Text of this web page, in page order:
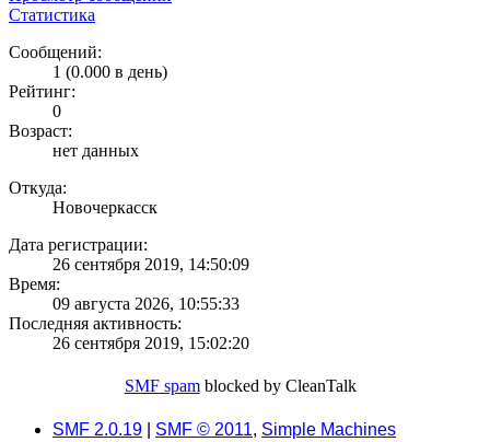
Статистика
Сообщений:
1 (0.000 в день)
Рейтинг:
0
Возраст:
нет данных
Откуда:
Новочеркасск
Дата регистрации:
26 сентября 2019, 14:50:09
Время:
09 августа 2026, 10:55:33
Последняя активность:
26 сентября 2019, 15:02:20
SMF spamblocked by CleanTalk
SMF 2.0.19 SMF © 2011, Simple Machines